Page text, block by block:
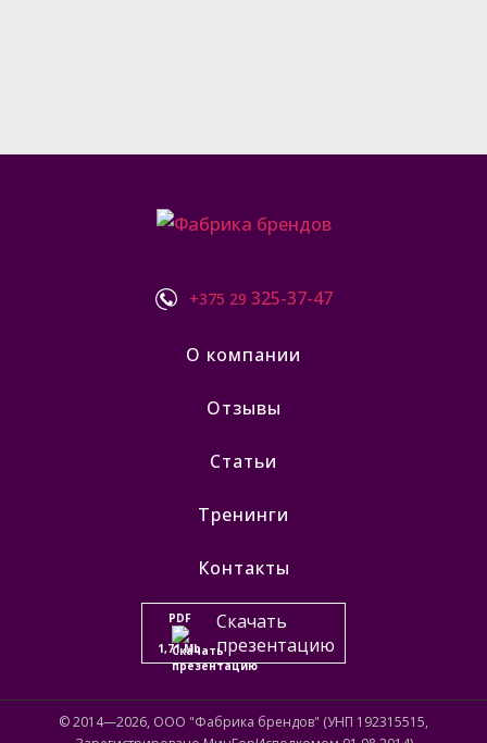
+375 29 325-37-47
О компании
Отзывы
Статьи
Тренинги
Контакты
PDF
1,71 Mb
Скачать
презентацию
© 2014—2026, ООО "Фабрика брендов" (УНП 192315515,